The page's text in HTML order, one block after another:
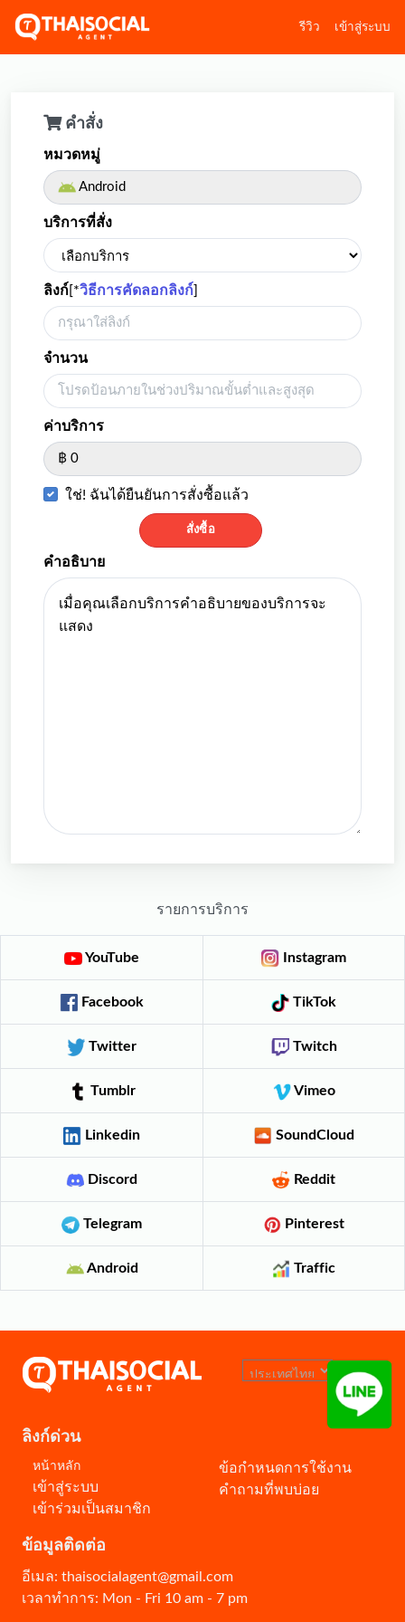
รีวิว เข้าสู่ระบบ
คำสั่ง
หมวดหมู่
Android
บริการที่สั่ง
ลิงก์[*วิธีการคัดลอกลิงก์]
จำนวน
ค่าบริการ
฿ 0
ใช่! ฉันได้ยืนยันการสั่งซื้อแล้ว
สั่งซื้อ
คำอธิบาย
รายการบริการ
YouTube Instagram
Facebook TikTok
Twitter Twitch
Tumblr Vimeo
Linkedin SoundCloud
Discord Reddit
Telegram Pinterest
Android Traffic
ลิงก์ด่วน
หน้าหลัก
เข้าสู่ระบบ
เข้าร่วมเป็นสมาชิก
ข้อกำหนดการใช้งาน
คำถามที่พบบ่อย
ข้อมูลติดต่อ
อีเมล: thaisocialagent@gmail.com
เวลาทำการ: Mon - Fri 10 am - 7 pm